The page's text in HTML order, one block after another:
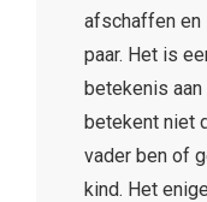
afschaffen en
paar. Het is
betekenis aan
betekent niet
vader ben of
kind. Het